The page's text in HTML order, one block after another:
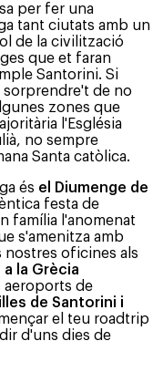
per fer una
tant ciutats amb un
de la civilització
que et faran
Santorini. Si
sorprendre't de no
zones que
l'Església
no sempre
Santa catòlica.
és el Diumenge de
festa de
família l'anomenat
s'amenitza amb
nostres oficines als
la Grècia
aeroports de
de Santorini i
el teu roadtrip
d'uns dies de